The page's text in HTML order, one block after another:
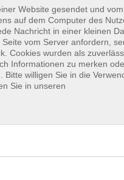
Website gesendet und vom
auf dem Computer des
Nachricht in einer kleinen
vom Server anfordern,
Cookies wurden als
Informationen zu merken
willigen Sie in die
Sie in unseren